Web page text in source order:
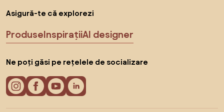
Asigură-te că explorezi
ProduseInspirațiiAI designer
Ne poți găsi pe rețelele de socializare